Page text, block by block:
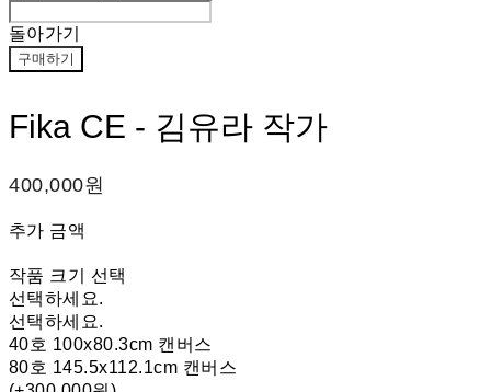
돌아가기
구매하기
Fika CE - 김유라 작가
400,000원
추가 금액
작품 크기 선택
선택하세요.
선택하세요.
40호 100x80.3cm 캔버스
80호 145.5x112.1cm 캔버스